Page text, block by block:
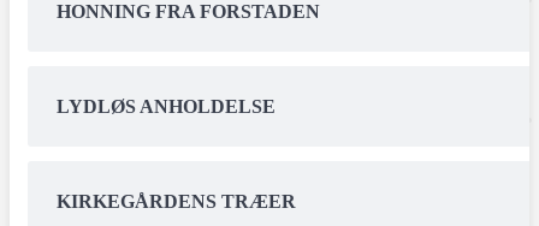
HONNING FRA FORSTADEN
LYDLØS ANHOLDELSE
KIRKEGÅRDENS TRÆER